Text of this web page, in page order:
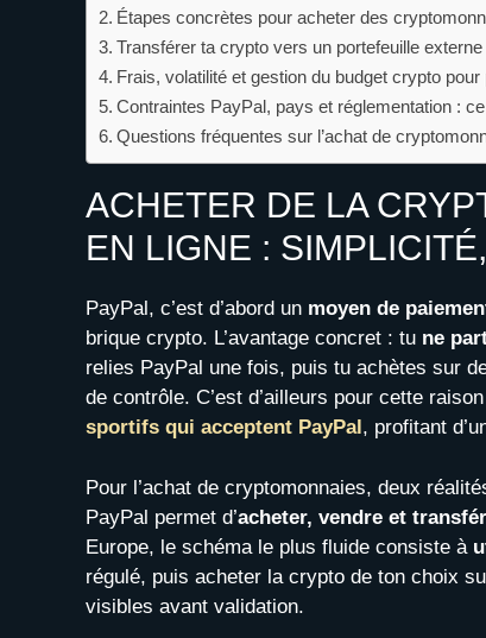
Étapes concrètes pour acheter des
Transférer ta crypto vers un portefeuille
Frais, volatilité et gestion du budget crypto pour
Contraintes PayPal, pays et réglementation :
Questions fréquentes sur l’achat de
ACHETER DE LA
EN LIGNE :
PayPal, c’est d’abord un moyen de
brique crypto. L’avantage concret : tu ne
relies PayPal une fois, puis tu achètes sur
de contrôle. C’est d’ailleurs pour cette
sportifs qui acceptent PayPal , profitant
Pour l’achat de cryptomonnaies, deux
PayPal permet d’acheter, vendre et
Europe, le schéma le plus fluide consiste à
régulé, puis acheter la crypto de ton choix
visibles avant validation.